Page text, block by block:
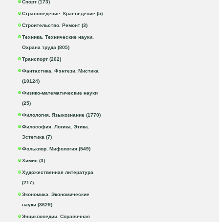
Спорт (173)
Страноведение. Краеведение (5)
Строительство. Ремонт (3)
Техника. Технические науки.
Охрана труда (805)
Транспорт (202)
Фантастика. Фэнтези. Мистика
(10124)
Физико-математические науки
(25)
Филология. Языкознание (1770)
Философия. Логика. Этика.
Эстетика (7)
Фольклор. Мифология (549)
Химия (3)
Художественная литература
(217)
Экономика. Экономические
науки (3629)
Энциклопедии. Справочная